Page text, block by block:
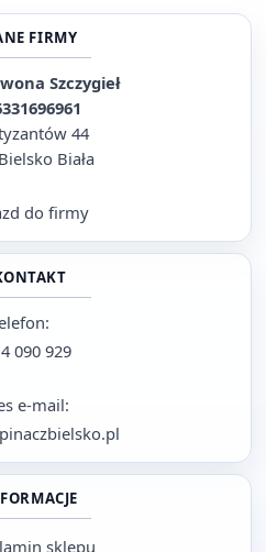
FIRMY
Szczygieł
44
Biała
do firmy
090 929
e-mail:
sklepu